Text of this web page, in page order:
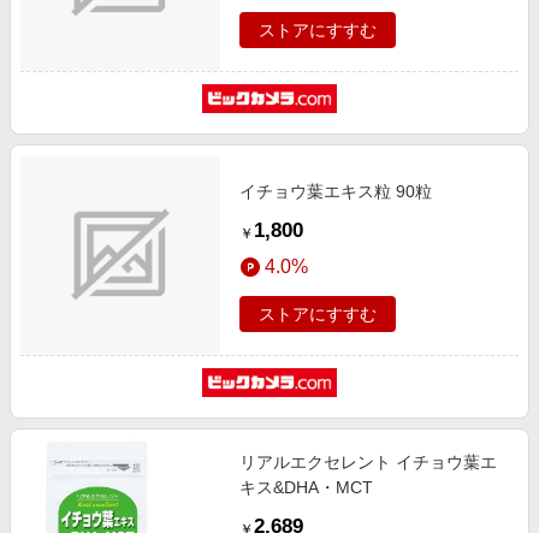
ストアにすすむ
イチョウ葉エキス粒 90粒
￥ 1,800
4.0%
ストアにすすむ
リアルエクセレント イチョウ葉エ
キス&DHA・MCT
￥ 2,689